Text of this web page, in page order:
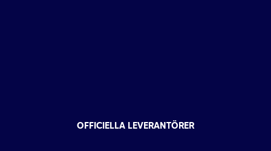
OFFICIELLA LEVERANTÖRER